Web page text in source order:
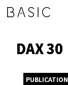
DAX 30
PUBLICATION